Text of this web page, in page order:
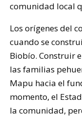
comunidad local
Los orígenes del
cuando se
Biobío. Construir
las familias
Mapu hacia el
momento, el
la comunidad,